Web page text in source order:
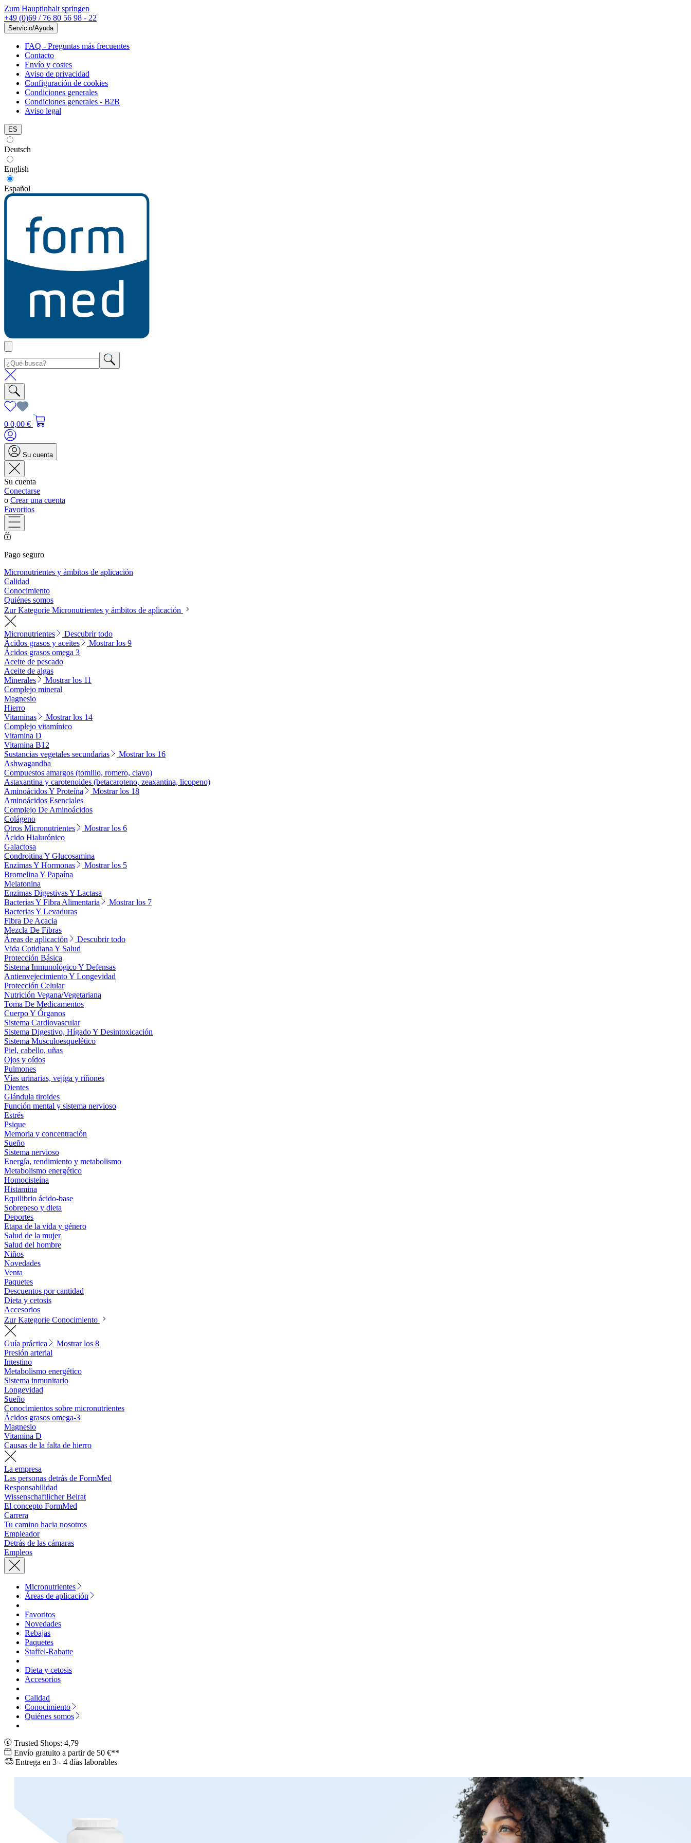
Zum Hauptinhalt springen
+49 (0)69 / 76 80 56 98 - 22
Servicio/Ayuda
FAQ - Preguntas más frecuentes
Contacto
Envío y costes
Aviso de privacidad
Configuración de cookies
Condiciones generales
Condiciones generales - B2B
Aviso legal
ES
Deutsch
English
Español
0 0,00 €
Su cuenta
Su cuenta
Conectarse
o Crear una cuenta
Favoritos
Pago seguro
Micronutrientes y ámbitos de aplicación
Calidad
Conocimiento
Quiénes somos
Zur Kategorie Micronutrientes y ámbitos de aplicación
Micronutrientes
Descubrir todo
Ácidos grasos y aceites
Mostrar los 9
Ácidos grasos omega 3
Aceite de pescado
Aceite de algas
Minerales
Mostrar los 11
Complejo mineral
Magnesio
Hierro
Vitaminas
Mostrar los 14
Complejo vitamínico
Vitamina D
Vitamina B12
Sustancias vegetales secundarias
Mostrar los 16
Ashwagandha
Compuestos amargos (tomillo, romero, clavo)
Astaxantina y carotenoides (betacaroteno, zeaxantina, licopeno)
Aminoácidos Y Proteína
Mostrar los 18
Aminoácidos Esenciales
Complejo De Aminoácidos
Colágeno
Otros Micronutrientes
Mostrar los 6
Ácido Hialurónico
Galactosa
Condroitina Y Glucosamina
Enzimas Y Hormonas
Mostrar los 5
Bromelina Y Papaína
Melatonina
Enzimas Digestivas Y Lactasa
Bacterias Y Fibra Alimentaria
Mostrar los 7
Bacterias Y Levaduras
Fibra De Acacia
Mezcla De Fibras
Áreas de aplicación
Descubrir todo
Vida Cotidiana Y Salud
Protección Básica
Sistema Inmunológico Y Defensas
Antienvejecimiento Y Longevidad
Protección Celular
Nutrición Vegana/Vegetariana
Toma De Medicamentos
Cuerpo Y Órganos
Sistema Cardiovascular
Sistema Digestivo, Hígado Y Desintoxicación
Sistema Musculoesquelético
Piel, cabello, uñas
Ojos y oídos
Pulmones
Vías urinarias, vejiga y riñones
Dientes
Glándula tiroides
Función mental y sistema nervioso
Estrés
Psique
Memoria y concentración
Sueño
Sistema nervioso
Energía, rendimiento y metabolismo
Metabolismo energético
Homocisteína
Histamina
Equilibrio ácido-base
Sobrepeso y dieta
Deportes
Etapa de la vida y género
Salud de la mujer
Salud del hombre
Niños
Novedades
Venta
Paquetes
Descuentos por cantidad
Dieta y cetosis
Accesorios
Zur Kategorie Conocimiento
Guía práctica
Mostrar los 8
Presión arterial
Intestino
Metabolismo energético
Sistema inmunitario
Longevidad
Sueño
Conocimientos sobre micronutrientes
Ácidos grasos omega-3
Magnesio
Vitamina D
Causas de la falta de hierro
La empresa
Las personas detrás de FormMed
Responsabilidad
Wissenschaftlicher Beirat
El concepto FormMed
Carrera
Tu camino hacia nosotros
Empleador
Detrás de las cámaras
Empleos
Micronutrientes
Áreas de aplicación
Favoritos
Novedades
Rebajas
Paquetes
Staffel-Rabatte
Dieta y cetosis
Accesorios
Calidad
Conocimiento
Quiénes somos
Trusted Shops: 4,79
Envío gratuito a partir de 50 €**
Entrega en 3 - 4 días laborables